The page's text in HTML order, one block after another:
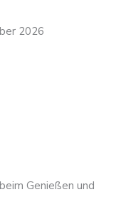
2026
Genießen und